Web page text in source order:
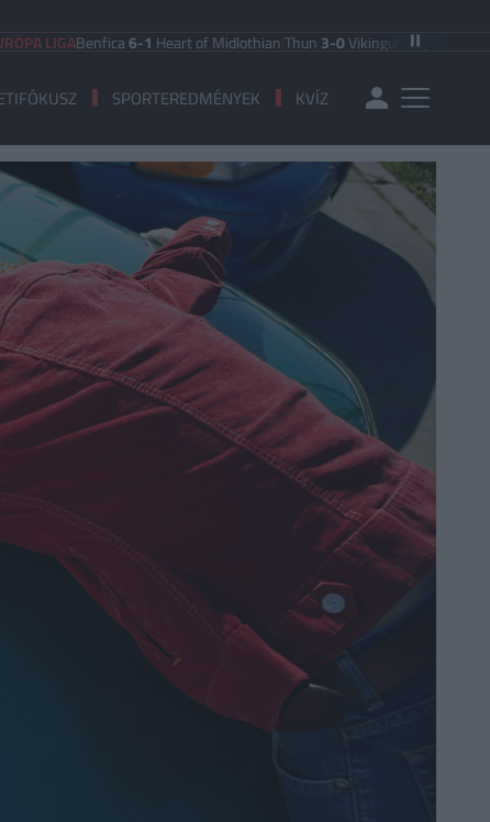
Benfica6-1Heart of Midlothian|Thun3-0Vikingur Reykjavik PAOK
SPORTEREDMÉNYEK KVÍZ